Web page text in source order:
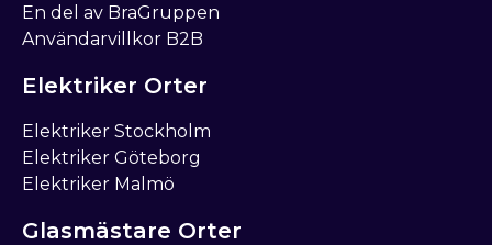
Glasmästare Orter
Elektriker Orter
Elektriker Stockholm
Elektriker Göteborg
Elektriker Malmö
En del av BraGruppen
Användarvillkor B2B